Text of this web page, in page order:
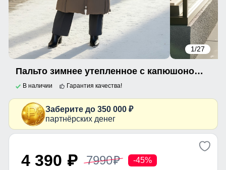
1/27
Пальто зимнее утепленное с капюшоном женское светло-коричневого цвета 7729SK
В наличии Гарантия качества!
Заберите до 350 000 ₽
партнёрских денег
4 390 p 7990p -45%